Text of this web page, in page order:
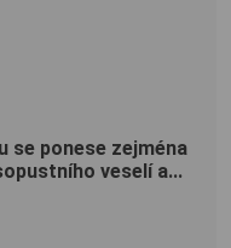
se ponese zejména
veselí a...